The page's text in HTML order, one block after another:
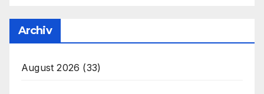
Archiv
August 2026 (33)